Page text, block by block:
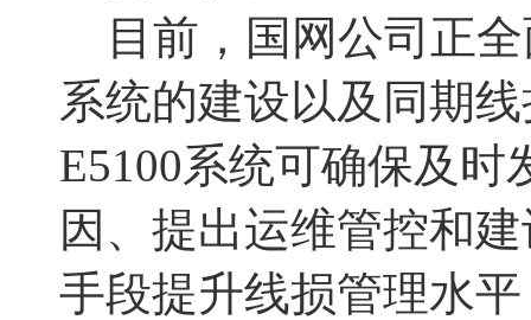
目前，国网公司正全
系统的建设以及同期
E5100系统可确保及
因、提出运维管控和
手段提升线损管理水